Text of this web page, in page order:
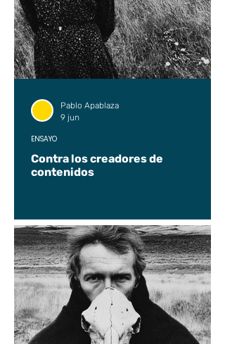
Contra los creadores de
contenidos
ENSAYO
Pablo Apablaza
9 jun